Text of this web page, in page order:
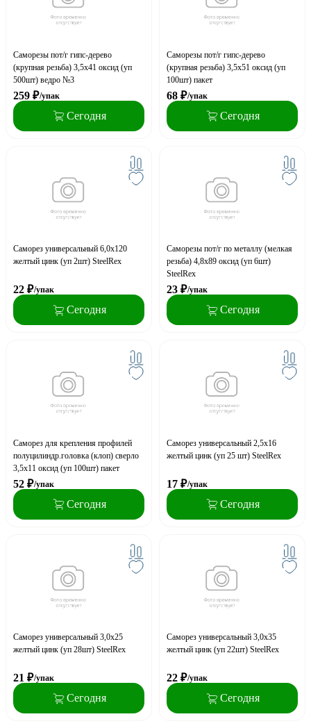
Саморезы пот/г гипс-дерево
(крупная резьба) 3,5x41 оксид (уп
500шт) ведро №3
259 ₽/упак
Сегодня
Саморезы пот/г гипс-дерево
(крупная резьба) 3,5x51 оксид (уп
100шт) пакет
68 ₽/упак
Сегодня
Саморез универсальный 6,0x120
желтый цинк (уп 2шт) SteelRex
22 ₽/упак
Сегодня
Саморезы пот/г по металлу (мелкая
резьба) 4,8x89 оксид (уп 6шт)
SteelRex
23 ₽/упак
Сегодня
Саморез для крепления профилей
полуцилиндр.головка (клоп) сверло
3,5х11 оксид (уп 100шт) пакет
52 ₽/упак
Сегодня
Саморез универсальный 2,5х16
желтый цинк (уп 25 шт) SteelRex
17 ₽/упак
Сегодня
Саморез универсальный 3,0x25
желтый цинк (уп 28шт) SteelRex
21 ₽/упак
Сегодня
Саморез универсальный 3,0x35
желтый цинк (уп 22шт) SteelRex
22 ₽/упак
Сегодня